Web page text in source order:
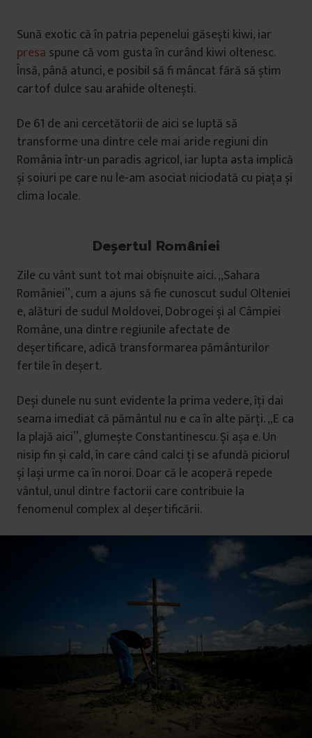
Sună exotic că în patria pepenelui găsești kiwi, iar
presa spune că vom gusta în curând kiwi oltenesc.
Însă, până atunci, e posibil să fi mâncat fără să știm
cartof dulce sau arahide oltenești.
De 61 de ani cercetătorii de aici se luptă să
transforme una dintre cele mai aride regiuni din
România într-un paradis agricol, iar lupta asta implică
și soiuri pe care nu le-am asociat niciodată cu piața și
clima locale.
Deșertul României
Zile cu vânt sunt tot mai obișnuite aici. „Sahara
României”, cum a ajuns să fie cunoscut sudul Olteniei
e, alături de sudul Moldovei, Dobrogei și al Câmpiei
Române, una dintre regiunile afectate de
deșertificare, adică transformarea pământurilor
fertile în deșert.
Deși dunele nu sunt evidente la prima vedere, îți dai
seama imediat că pământul nu e ca în alte părți. „E ca
la plajă aici”, glumește Constantinescu. Și așa e. Un
nisip fin și cald, în care când calci ți se afundă piciorul
și lași urme ca în noroi. Doar că le acoperă repede
vântul, unul dintre factorii care contribuie la
fenomenul complex al deșertificării.